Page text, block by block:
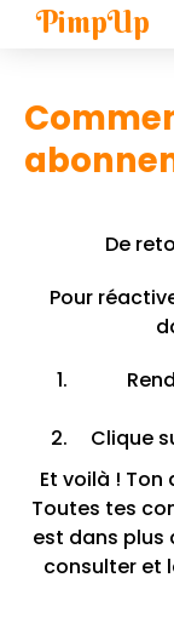
PimpUp
De
Pour
Clique
Et voilà !
Toutes tes
est dans plus
consulter et